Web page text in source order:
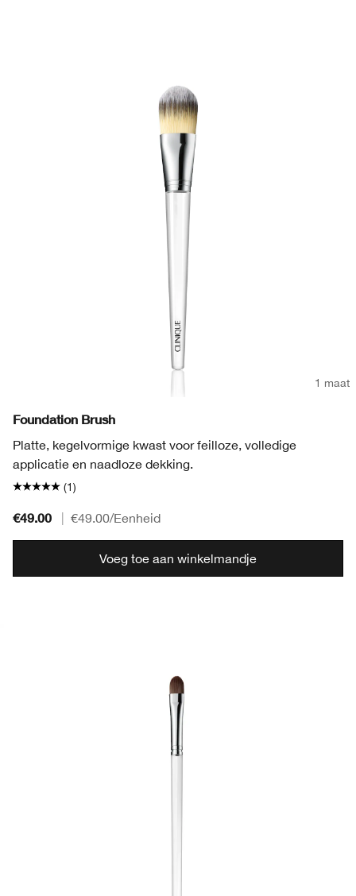
1 maat
Foundation Brush
Platte, kegelvormige kwast voor feilloze, volledige
applicatie en naadloze dekking.
(1)
€49.00 €49.00/Eenheid
Voeg toe aan winkelmandje